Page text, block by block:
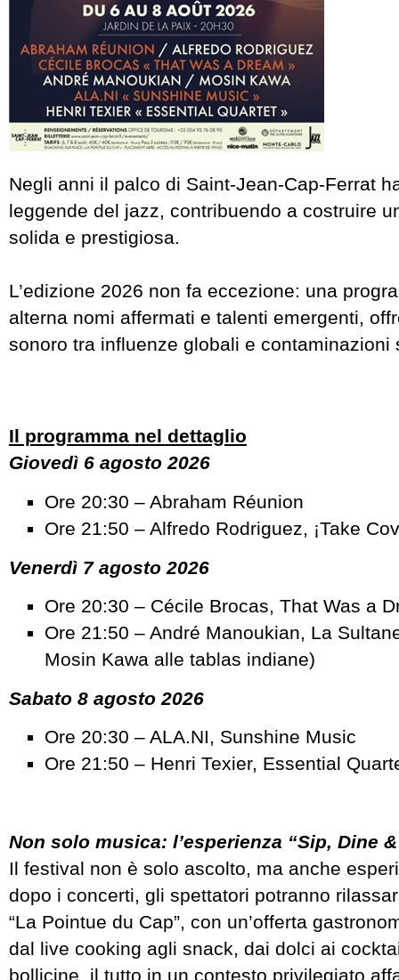
Negli anni il palco di Saint-Jean-Cap-Ferrat
leggende del jazz, contribuendo a costruire
solida e prestigiosa.
L’edizione 2026 non fa eccezione: una
alterna nomi affermati e talenti emergenti,
sonoro tra influenze globali e contaminazioni
Il programma nel dettaglio
Giovedì 6 agosto 2026
Ore 20:30 – Abraham Réunion
Ore 21:50 – Alfredo Rodriguez, ¡Take
Venerdì 7 agosto 2026
Ore 20:30 – Cécile Brocas, That Was a
Ore 21:50 – André Manoukian, La
Mosin Kawa alle tablas indiane)
Sabato 8 agosto 2026
Ore 20:30 – ALA.NI, Sunshine Music
Ore 21:50 – Henri Texier, Essential
Non solo musica: l’esperienza “Sip, Dine
Il festival non è solo ascolto, ma anche
dopo i concerti, gli spettatori potranno
“La Pointue du Cap”, con un’offerta
dal live cooking agli snack, dai dolci ai
bollicine, il tutto in un contesto privilegiato